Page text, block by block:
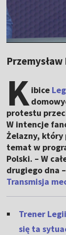
Przemysław
Kibice
protestu
W intencje
Żelazny, który
temat w
Polski. – W
drugiego dna
Transmisja
Trener
się ta